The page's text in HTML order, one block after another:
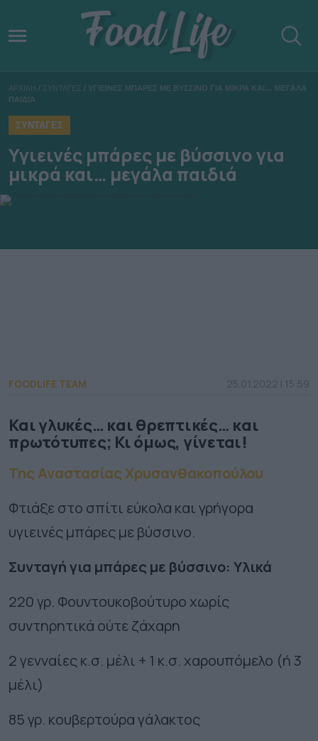
ΑΡΧΙΚΗ / ΣΥΝΤΑΓΕΣ / ΥΓΙΕΙΝΕΣ ΜΠΑΡΕΣ ΜΕ ΒΥΣΣΙΝΟ ΓΙΑ ΜΙΚΡΑ ΚΑΙ… ΜΕΓΑΛΑ
ΠΑΙΔΙΑ
ΣΥΝΤΑΓΕΣ
Υγιεινές μπάρες με βύσσινο για
μικρά και… μεγάλα παιδιά
FOODLIFE TEAM 25.01.2022 | 15:59
Και γλυκές… και θρεπτικές… και
πρωτότυπες; Κι όμως, γίνεται!
Της Αναστασίας Χρυσανθακοπούλου
Φτιάξε στο σπίτι εύκολα και γρήγορα
υγιεινές μπάρες με βύσσινο.
Συνταγή για μπάρες με βύσσινο: Υλικά
220 γρ. Φουντουκοβούτυρο χωρίς
συντηρητικά ούτε ζάχαρη
2 γενναίες κ.σ. μέλι + 1 κ.σ. χαρουπόμελο (ή 3
μέλι)
85 γρ. κουβερτούρα γάλακτος